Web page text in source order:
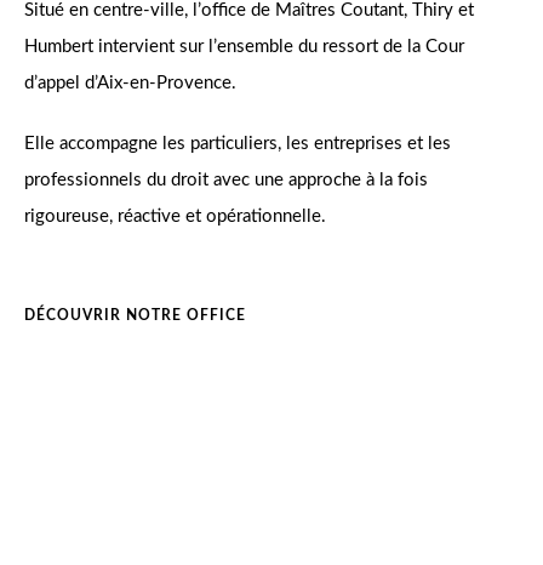
Situé en centre-ville, l’office de Maîtres Coutant, Thiry et
Humbert intervient sur l’ensemble du ressort de la Cour
d’appel d’Aix-en-Provence.
Elle accompagne les particuliers, les entreprises et les
professionnels du droit avec une approche à la fois
rigoureuse, réactive et opérationnelle.
DÉCOUVRIR NOTRE OFFICE